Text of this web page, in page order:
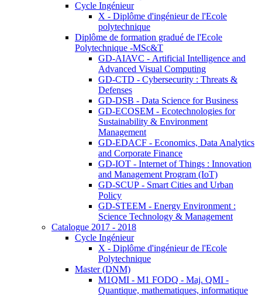
Cycle Ingénieur
X - Diplôme d'ingénieur de l'Ecole
polytechnique
Diplôme de formation gradué de l'Ecole
Polytechnique -MSc&T
GD-AIAVC - Artificial Intelligence and
Advanced Visual Computing
GD-CTD - Cybersecurity : Threats &
Defenses
GD-DSB - Data Science for Business
GD-ECOSEM - Ecotechnologies for
Sustainability & Environment
Management
GD-EDACF - Economics, Data Analytics
and Corporate Finance
GD-IOT - Internet of Things : Innovation
and Management Program (IoT)
GD-SCUP - Smart Cities and Urban
Policy
GD-STEEM - Energy Environment :
Science Technology & Management
Catalogue 2017 - 2018
Cycle Ingénieur
X - Diplôme d'ingénieur de l'Ecole
Polytechnique
Master (DNM)
M1QMI - M1 FODQ - Maj. QMI -
Quantique, mathematiques, informatique